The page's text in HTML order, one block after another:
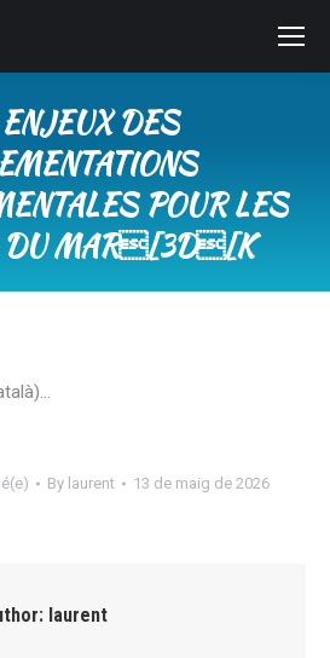
DES
POUR LES
DU MAR[3D[K
By laurent 13 de maig de 2026
laurent